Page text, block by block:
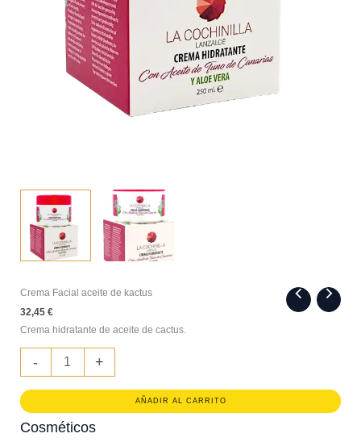
Crema Facial aceite de kactus
32,45 €
Crema hidratante de aceite de cactus.
-
aceite
de
cantidad
+
AÑADIR AL CARRITO
Cosméticos